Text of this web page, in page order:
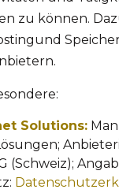
zu können.
Solutions:
(Schweiz);